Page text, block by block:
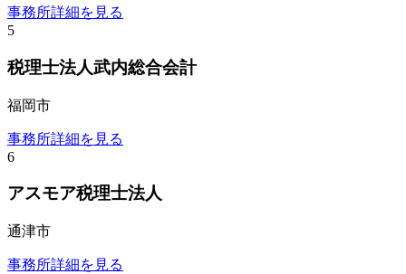
事務所詳細を見る
5
税理士法人武内総合会計
福岡市
事務所詳細を見る
6
アスモア税理士法人
通津市
事務所詳細を見る